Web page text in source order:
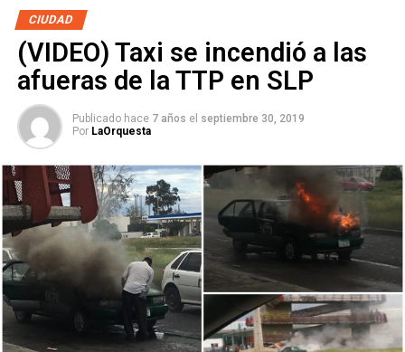
CIUDAD
(VIDEO) Taxi se incendió a las
afueras de la TTP en SLP
Publicado hace 7 años el septiembre 30, 2019
Por LaOrquesta